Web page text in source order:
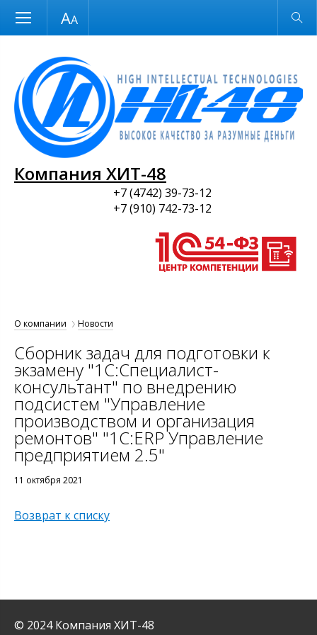
Размер шрифта Обычная версия
Компания ХИТ-48
+7 (4742) 39-73-12
+7 (910) 742-73-12
О компании Новости
Сборник задач для подготовки к
экзамену "1С:Специалист-
консультант" по внедрению
подсистем "Управление
производством и организация
ремонтов" "1С:ERP Управление
предприятием 2.5"
11 октября 2021
Возврат к списку
© 2024 Компания ХИТ-48